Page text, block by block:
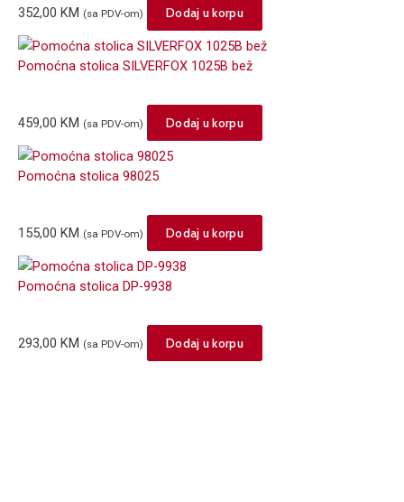
352,00 KM (sa PDV-om) Dodaj u korpu
Pomoćna stolica SILVERFOX 1025B bež
459,00 KM (sa PDV-om) Dodaj u korpu
Pomoćna stolica 98025
155,00 KM (sa PDV-om) Dodaj u korpu
Pomoćna stolica DP-9938
293,00 KM (sa PDV-om) Dodaj u korpu